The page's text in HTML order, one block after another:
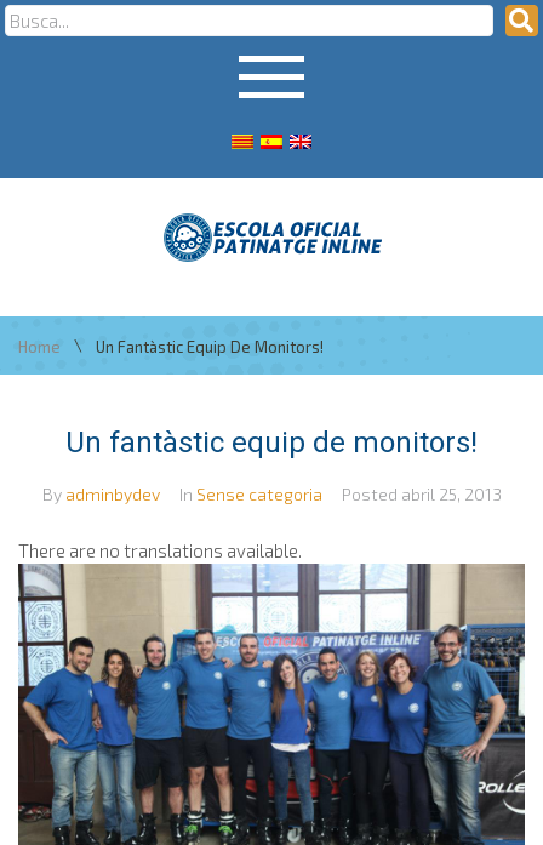
Home \ Un Fantàstic Equip De Monitors!
Un fantàstic equip de monitors!
By adminbydev In Sense categoria Posted abril 25, 2013
There are no translations available.